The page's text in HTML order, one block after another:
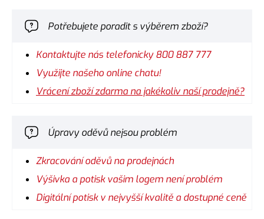
Potřebujete poradit s výběrem zboží?
Kontaktujte nás telefonicky 800 887 777
Využijte našeho online chatu!
Vrácení zboží zdarma na jakékoliv naší prodejně?
Úpravy oděvů nejsou problém
Zkracování oděvů na prodejnách
Výšivka a potisk vašim logem není problém
Digitální potisk v nejvyšší kvalitě a dostupné ceně